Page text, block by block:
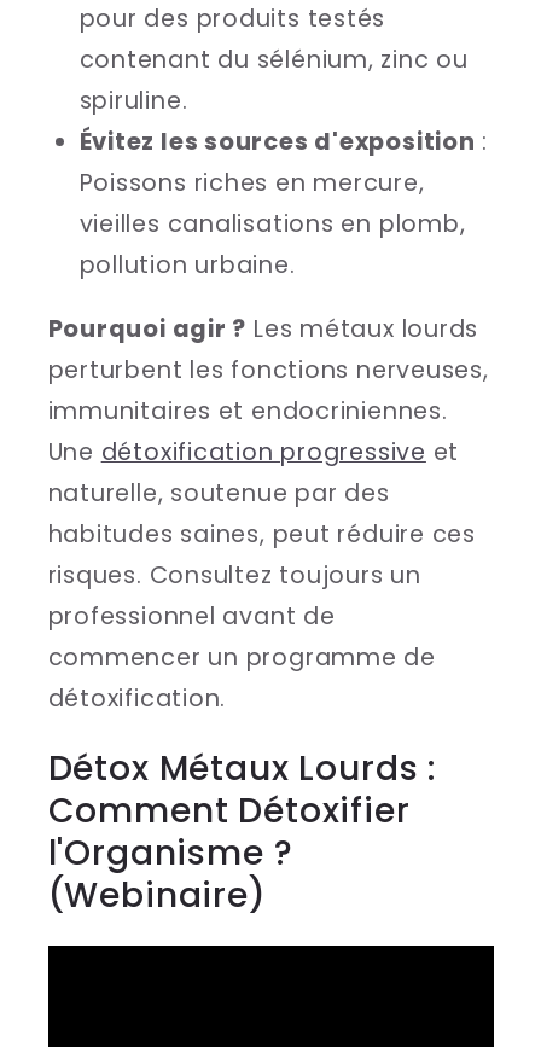
pour des produits testés
contenant du sélénium, zinc ou
spiruline.
Évitez les sources d'exposition :
Poissons riches en mercure,
vieilles canalisations en plomb,
pollution urbaine.
Pourquoi agir ? Les métaux lourds
perturbent les fonctions nerveuses,
immunitaires et endocriniennes.
Une détoxification progressive et
naturelle, soutenue par des
habitudes saines, peut réduire ces
risques. Consultez toujours un
professionnel avant de
commencer un programme de
détoxification.
Détox Métaux Lourds :
Comment Détoxifier
l'Organisme ?
(Webinaire)